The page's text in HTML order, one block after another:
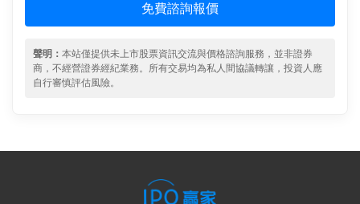
免費諮詢報價
聲明： 本站僅提供未上市股票資訊交流與價格諮詢服務，並非證券
商，不經營證券經紀業務。所有交易均為私人間協議轉讓，投資人應
自行審慎評估風險。